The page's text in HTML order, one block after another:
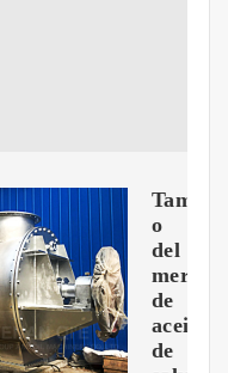
Tama?
o
del
de
aceite
de